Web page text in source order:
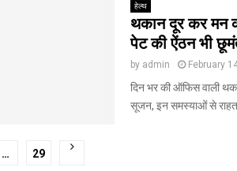
हेल्थ
थकान दूर कर मन
पेट की ऐंठन भी
by admin February
दिन भर की ऑफिस वाली
सूजन, इन समस्याओं से राहत
… 29